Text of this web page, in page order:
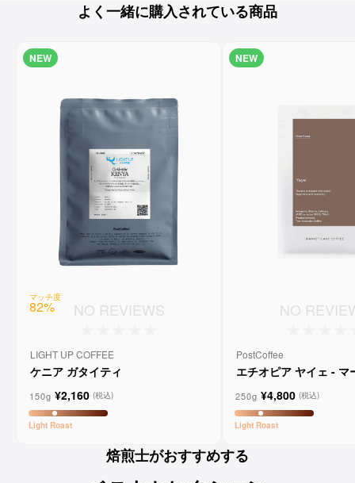
よく一緒に購入されている商品
NEW
マッチ度
82% NO REVIEWS
LIGHT UP COFFEE
ケニア ガタイティ
150g ¥2,160 (税込)
Light Roast
NEW
NO
PostCoffee
エチオピア ヤイェ - マ
250g ¥4,800 (税込)
Light Roast
焙煎士がおすすめする